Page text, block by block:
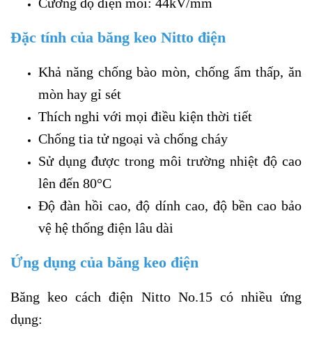
Đặc tính của băng keo Nitto điện
Khả năng chống bào mòn, chống ẩm thấp, ăn
mòn hay gỉ sét
Thích nghi với mọi điều kiện thời tiết
Chống tia tử ngoại và chống cháy
Sử dụng được trong môi trường nhiệt độ cao
lên đến 80°C
Độ đàn hồi cao, độ dính cao, độ bền cao bảo
vệ hệ thống điện lâu dài
Ứng dụng của băng keo điện
Băng keo cách điện Nitto No.15 có nhiều ứng
dụng: